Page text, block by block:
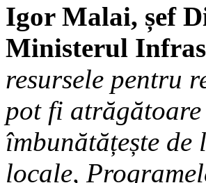
Igor Malai, șef
Ministerul
resursele pentru
pot fi
îmbunătățește
locale,